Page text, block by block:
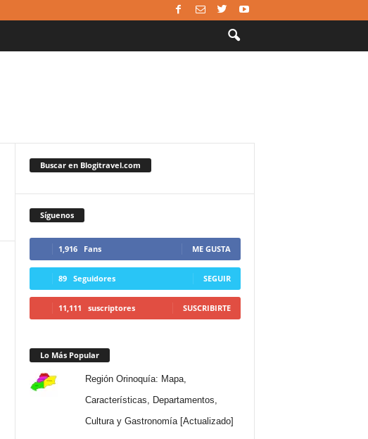
Buscar en Blogitravel.com
Síguenos
1,916 Fans ME GUSTA
89 Seguidores SEGUIR
11,111 suscriptores SUSCRIBIRTE
Lo Más Popular
Región Orinoquía: Mapa,
Características, Departamentos,
Cultura y Gastronomía [Actualizado]